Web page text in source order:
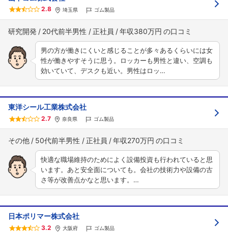
2.8 埼玉県 ゴム製品
研究開発 20代前半男性 正社員 年収380万円
男の方が働きにくいと感じることが多々あるくらいには女
性が働きやすそうに思う。ロッカーも男性と違い、空調も
効いていて、デスクも近い。男性はロッ…
東洋シール工業株式会社
2.7 奈良県 ゴム製品
その他 50代前半男性 正社員 年収270万円
快適な職場維持のためによく設備投資も行われていると思
います。あと安全面についても。会社の技術力や設備の古
さ等が改善点かなと思います。…
日本ポリマー株式会社
3.2 大阪府 ゴム製品